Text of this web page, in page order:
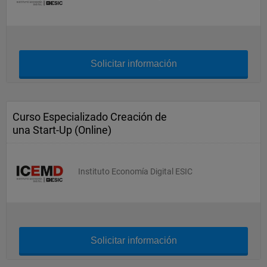
Solicitar información
Curso Especializado Creación de
una Start-Up (Online)
Instituto Economía Digital ESIC
Solicitar información